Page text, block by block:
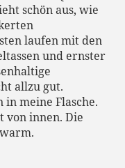
schön aus, wie
laufen mit den
und ernster
allzu gut.
meine Flasche.
von innen. Die